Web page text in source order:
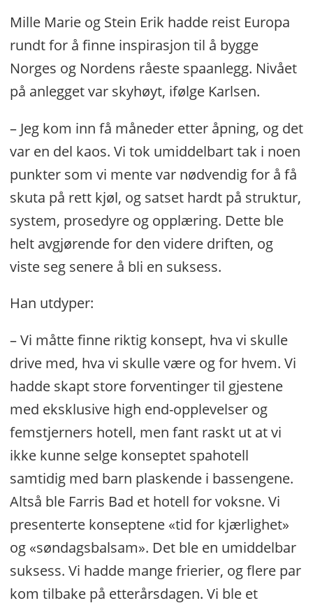
Mille Marie og Stein Erik hadde reist Europa
rundt for å finne inspirasjon til å bygge
Norges og Nordens råeste spaanlegg. Nivået
på anlegget var skyhøyt, ifølge Karlsen.
– Jeg kom inn få måneder etter åpning, og det
var en del kaos. Vi tok umiddelbart tak i noen
punkter som vi mente var nødvendig for å få
skuta på rett kjøl, og satset hardt på struktur,
system, prosedyre og opplæring. Dette ble
helt avgjørende for den videre driften, og
viste seg senere å bli en suksess.
Han utdyper:
– Vi måtte finne riktig konsept, hva vi skulle
drive med, hva vi skulle være og for hvem. Vi
hadde skapt store forventinger til gjestene
med eksklusive high end-opplevelser og
femstjerners hotell, men fant raskt ut at vi
ikke kunne selge konseptet spahotell
samtidig med barn plaskende i bassengene.
Altså ble Farris Bad et hotell for voksne. Vi
presenterte konseptene «tid for kjærlighet»
og «søndagsbalsam». Det ble en umiddelbar
suksess. Vi hadde mange frierier, og flere par
kom tilbake på etterårsdagen. Vi ble et